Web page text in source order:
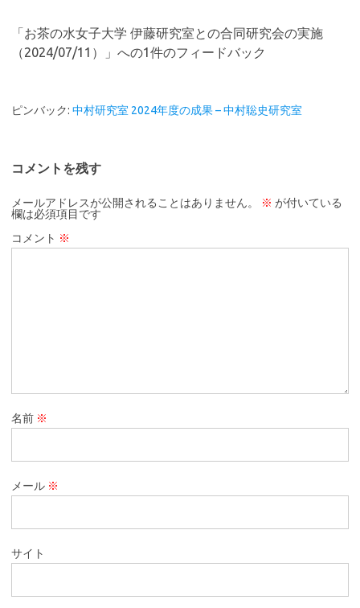
「お茶の水女子大学 伊藤研究室との合同研究会の実施
（2024/07/11）
」への1件のフィードバック
ピンバック: 中村研究室 2024年度の成果 – 中村聡史研究室
コメントを残す
メールアドレスが公開されることはありません。 ※ が付いている
欄は必須項目です
コメント ※
名前 ※
メール ※
サイト